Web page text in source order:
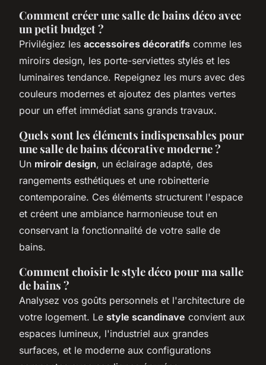
Comment créer une salle de bains déco avec
un petit budget ?
Privilégiez les accessoires décoratifs comme les
miroirs design, les porte-serviettes stylés et les
luminaires tendance. Repeignez les murs avec des
couleurs modernes et ajoutez des plantes vertes
pour un effet immédiat sans grands travaux.
Quels sont les éléments indispensables pour
une salle de bains décorative moderne ?
Un miroir design, un éclairage adapté, des
rangements esthétiques et une robinetterie
contemporaine. Ces éléments structurent l'espace
et créent une ambiance harmonieuse tout en
conservant la fonctionnalité de votre salle de
bains.
Comment choisir le style déco pour ma salle
de bains ?
Analysez vos goûts personnels et l'architecture de
votre logement. Le style scandinave convient aux
espaces lumineux, l'industriel aux grandes
surfaces, et le moderne aux configurations